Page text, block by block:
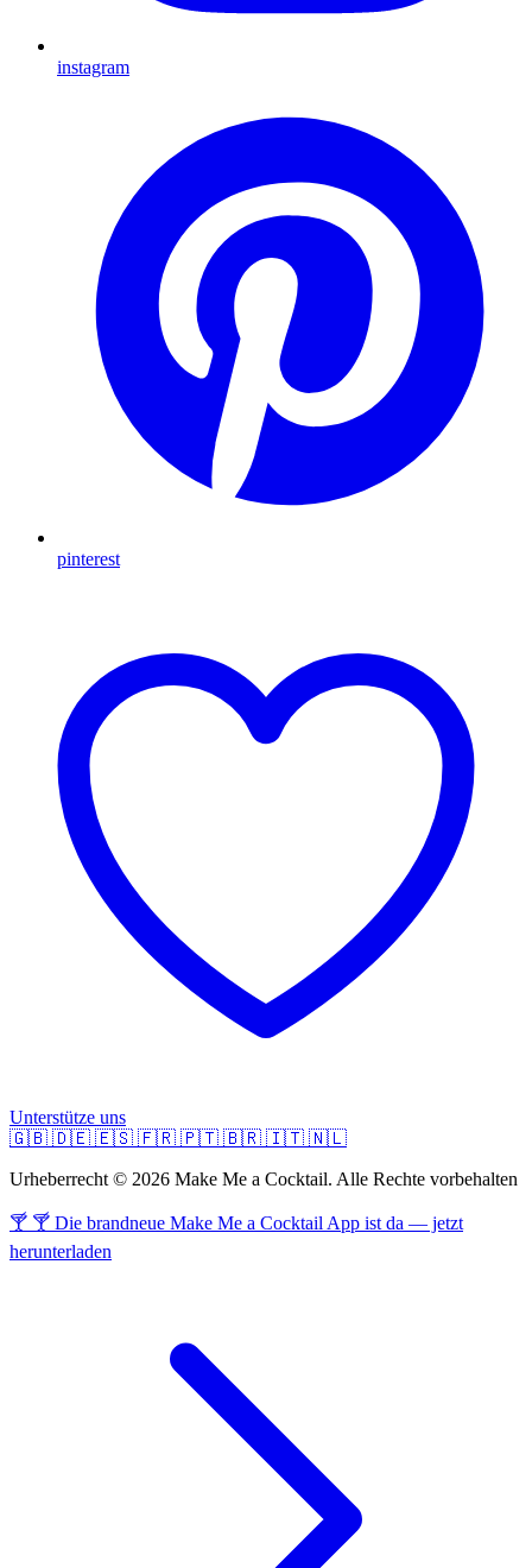
instagram
pinterest
Unterstütze uns
🇬🇧 🇩🇪 🇪🇸 🇫🇷 🇵🇹 🇧🇷 🇮🇹 🇳🇱
Urheberrecht © 2026 Make Me a Cocktail. Alle Rechte vorbehalten
🍸 🍸 Die brandneue Make Me a Cocktail App ist da — jetzt
herunterladen